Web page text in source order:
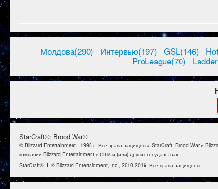
Молдова(290) Интервью(197) GSL(146)
ProLeague(70)
StarCraft®: Brood War®
© Blizzard Entertainment., 1998 г. Все права защищены. StarCraft, Brood War и
компании Blizzard Entertainment в США и (или) других государствах.
StarCraft® II. © Blizzard Entertainment, Inc., 2010-2016. Все права защищены.